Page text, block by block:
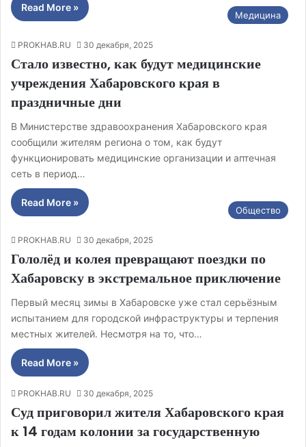
Read More »
Медицина
PROKHAB.RU 30 декабря, 2025
Стало известно, как будут медицинские
учреждения Хабаровского края в
праздничные дни
В Министерстве здравоохранения Хабаровского края
сообщили жителям региона о том, как будут
функционировать медицинские организации и аптечная
сеть в период…
Read More »
Общество
PROKHAB.RU 30 декабря, 2025
Гололёд и колея превращают поездки по
Хабаровску в экстремальное приключение
Первый месяц зимы в Хабаровске уже стал серьёзным
испытанием для городской инфраструктуры и терпения
местных жителей. Несмотря на то, что…
Read More »
PROKHAB.RU 30 декабря, 2025
Суд приговорил жителя Хабаровского края
к 14 годам колонии за государственную